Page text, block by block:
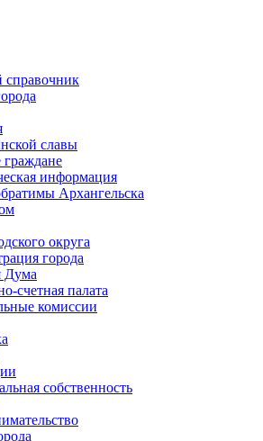
справочник
славы
информация
Архангельска
округа
города
Дума
счетная палата
комиссии
собственность